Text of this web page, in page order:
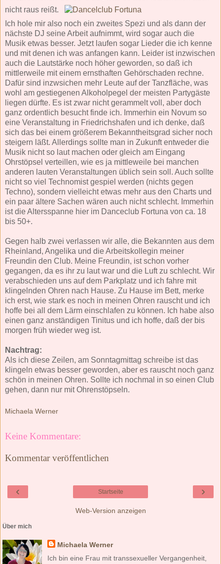
nicht raus reißt.
Ich hole mir also noch ein zweites Spezi und als dann der
nächste DJ seine Arbeit aufnimmt, wird sogar auch die
Musik etwas besser. Jetzt laufen sogar Lieder die ich kenne
und mit denen ich was anfangen kann. Leider ist inzwischen
auch die Lautstärke noch höher geworden, so daß ich
mittlerweile mit einem ernsthaften Gehörschaden rechne.
Dafür sind inzwsichen mehr Leute auf der Tanzfläche, was
wohl am gestiegenen Alkoholpegel der meisten Partygäste
liegen dürfte. Es ist zwar nicht gerammelt voll, aber doch
ganz ordentlich besucht finde ich. Immerhin ein Novum so
eine Veranstaltung in Friedrichshafen und ich denke, daß
sich das bei einem größerem Bekanntheitsgrad sicher noch
steigern läßt. Allerdings sollte man in Zukunft entweder die
Musik nicht so laut machen oder gleich am Eingang
Ohrstöpsel verteillen, wie es ja mittleweile bei manchen
anderen lauten Veranstaltungen üblich sein soll. Auch sollte
nicht so viel Technomist gespiel werden (nichts gegen
Techno), sondern vielleicht etwas mehr aus den Charts und
ein paar ältere Sachen wären auch nicht schlecht. Immerhin
ist die Altersspanne hier im Danceclub Fortuna von ca. 18
bis 50+.
Gegen halb zwei verlassen wir alle, die Bekannten aus dem
Rheinland, Angelika und die Arbeitskollegin meiner
Freundin den Club. Meine Freundin, ist schon vorher
gegangen, da es ihr zu laut war und die Luft zu schlecht. Wir
verabschieden uns auf dem Parkplatz und ich fahre mit
klingelnden Ohren nach Hause. Zu Hause im Bett, merke
ich erst, wie stark es noch in meinen Ohren rauscht und ich
hoffe bei all dem Lärm einschlafen zu können. Ich habe also
einen ganz anständigen Tinitus und ich hoffe, daß der bis
morgen früh wieder weg ist.
Nachtrag:
Als ich diese Zeilen, am Sonntagmittag schreibe ist das
klingeln etwas besser geworden, aber es rauscht noch ganz
schön in meinen Ohren. Sollte ich nochmal in so einen Club
gehen, dann nur mit Ohrenstöpseln.
Michaela Werner
Keine Kommentare:
Kommentar veröffentlichen
‹ ›
Startseite
Web-Version anzeigen
Über mich
Michaela Werner
Ich bin eine Frau mit transsexueller Vergangenheit,